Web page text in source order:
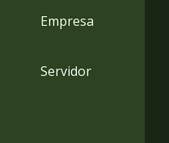
Empresa
Servidor